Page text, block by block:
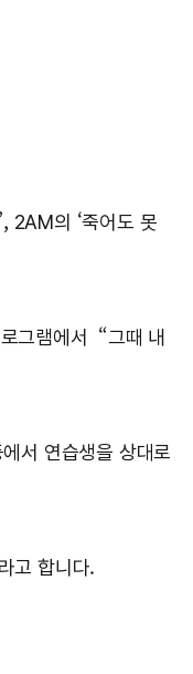
2AM의 ‘죽어도 못
그램에서 “그때 내
서 연습생을 상대로
고 합니다.